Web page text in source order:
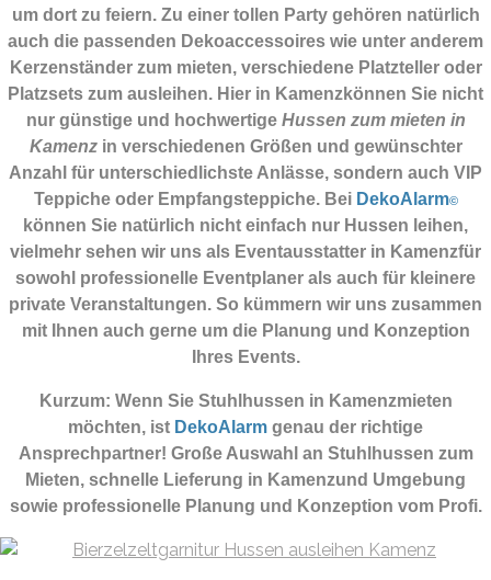
um dort zu feiern. Zu einer tollen Party gehören natürlich
auch die passenden Dekoaccessoires wie unter anderem
Kerzenständer zum mieten, verschiedene Platzteller oder
Platzsets zum ausleihen. Hier in Kamenzkönnen Sie nicht
nur günstige und hochwertige Hussen zum mieten in
Kamenzin verschiedenen Größen und gewünschter
Anzahl für unterschiedlichste Anlässe, sondern auch VIP
Teppiche oder Empfangsteppiche. Bei DekoAlarm©
können Sie natürlich nicht einfach nur Hussen leihen,
vielmehr sehen wir uns als Eventausstatter in Kamenzfür
sowohl professionelle Eventplaner als auch für kleinere
private Veranstaltungen. So kümmern wir uns zusammen
mit Ihnen auch gerne um die Planung und Konzeption
Ihres Events.
Kurzum: Wenn Sie Stuhlhussen in Kamenzmieten
möchten, ist DekoAlarm genau der richtige
Ansprechpartner! Große Auswahl an Stuhlhussen zum
Mieten, schnelle Lieferung in Kamenzund Umgebung
sowie professionelle Planung und Konzeption vom Profi.